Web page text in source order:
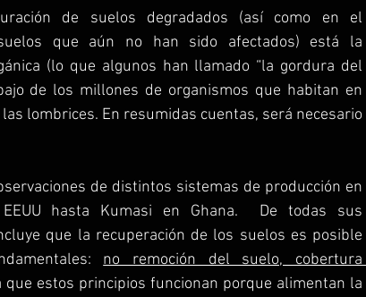
de suelos degradados (así como en el
que aún no han sido afectados) está la
(lo que algunos han llamado “la gordura del
de los millones de organismos que habitan en
lombrices. En resumidas cuentas, será necesario
de distintos sistemas de producción en
hasta Kumasi en Ghana.  De todas sus
que la recuperación de los suelos es posible
no remoción del suelo, cobertura
que estos principios funcionan porque alimentan la